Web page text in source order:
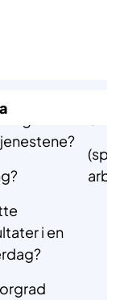
i
i en